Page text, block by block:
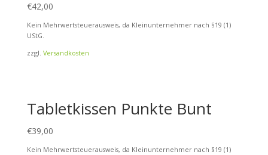
€42,00
Kein Mehrwertsteuerausweis, da Kleinunternehmer nach §19 (1)
UStG.
zzgl. Versandkosten
Tabletkissen Punkte Bunt
€39,00
Kein Mehrwertsteuerausweis, da Kleinunternehmer nach §19 (1)